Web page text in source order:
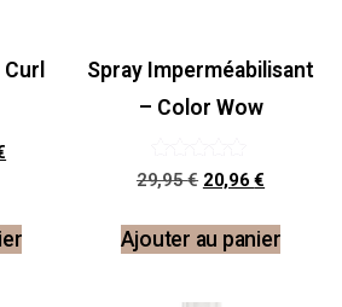
Spray Imperméabilisant
– Color Wow
Note
5.00
29,95€ 20,96€
Ajouter au panier